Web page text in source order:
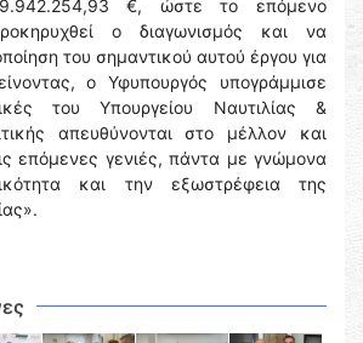
9.942.254,93 €, ώστε το επόμενο
ο διαγωνισμός και να
του σημαντικού αυτού έργου για
ο Υφυπουργός υπογράμμισε
του Υπουργείου Ναυτιλίας &
απευθύνονται στο μέλλον και
επόμενες γενιές, πάντα με γνώμονα
και την εξωστρέφεια της